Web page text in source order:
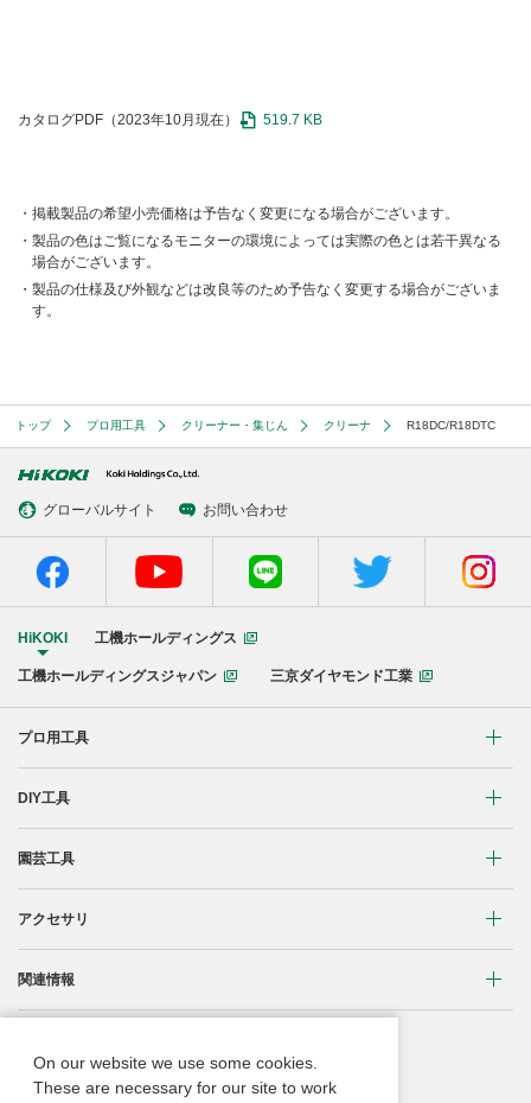
カタログPDF（2023年10月現在） 519.7 KB
掲載製品の希望小売価格は予告なく変更になる場合がございます。
製品の色はご覧になるモニターの環境によっては実際の色とは若干異なる
場合がございます。
製品の仕様及び外観などは改良等のため予告なく変更する場合がございま
す。
トップ プロ用工具 クリーナー・集じん クリーナ R18DC/R18DTC
グローバルサイト お問い合わせ
HiKOKI 工機ホールディングス
工機ホールディングスジャパン 三京ダイヤモンド工業
プロ用工具
リチウムイオンコードレス製品
ブラシレスモーター搭載製品
締付け・穴あけ
研削
研磨
ブロワ
DIY工具
穴あけ・締付け
清掃・吹き飛ばし
切断・切削
園芸工具
植木バリカン
芝刈機
チェンソー
アクセサリ
締付け・穴あけ・ハツリ用
研削用
集じん・エアダスタ用
関連情報
振動3軸合成値について
取扱説明書
On our website we use some cookies.
These are necessary for our site to work